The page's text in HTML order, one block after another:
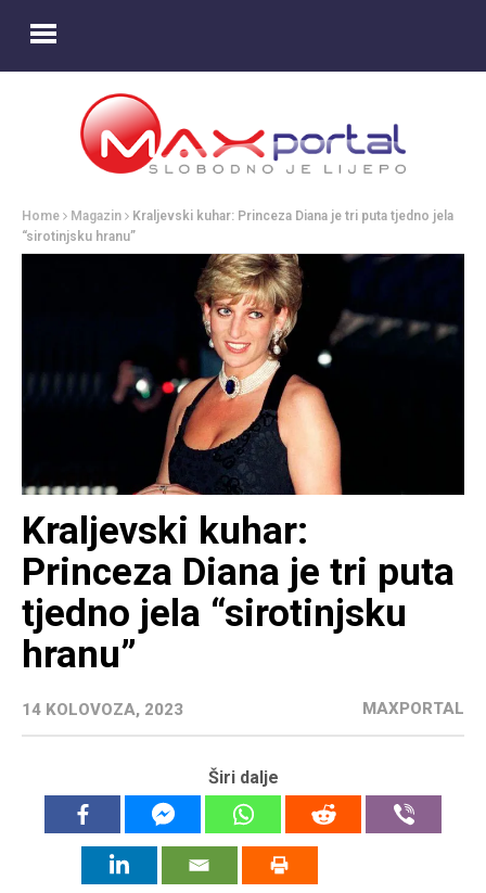
Home Magazin
Kraljevski kuhar: Princeza Diana je tri puta tjedno jela
“sirotinjsku hranu”
Kraljevski kuhar:
Princeza Diana je tri puta
tjedno jela “sirotinjsku
hranu”
14 KOLOVOZA, 2023 MAXPORTAL
Širi dalje